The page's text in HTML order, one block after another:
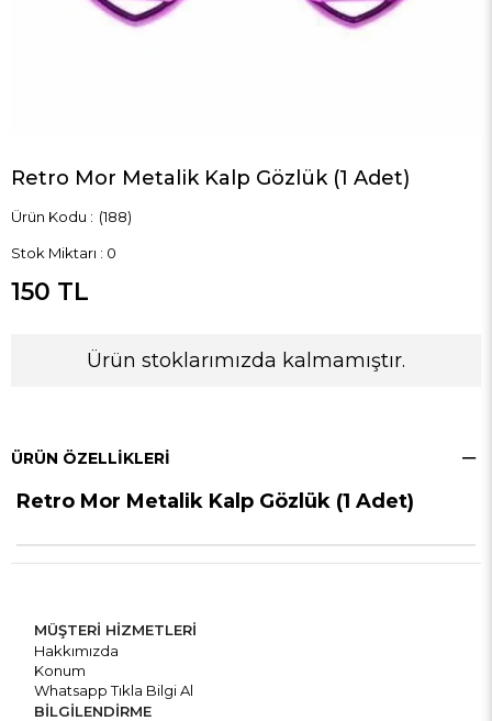
Retro Mor Metalik Kalp Gözlük (1 Adet)
(188)
Stok Miktarı : 0
150 TL
Ürün stoklarımızda kalmamıştır.
ÜRÜN ÖZELLIKLERI
Retro Mor Metalik Kalp Gözlük (1 Adet)
MÜŞTERİ HİZMETLERİ
Hakkımızda
Konum
Whatsapp Tıkla Bilgi Al
BİLGİLENDİRME